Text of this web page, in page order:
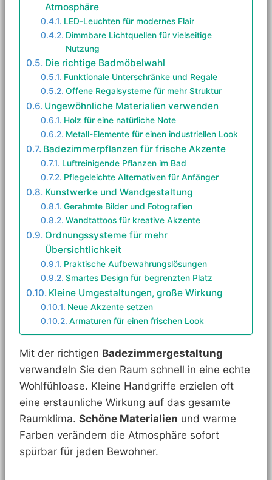
Atmosphäre
LED-Leuchten für modernes Flair
Dimmbare Lichtquellen für vielseitige
Nutzung
Die richtige Badmöbelwahl
Funktionale Unterschränke und Regale
Offene Regalsysteme für mehr Struktur
Ungewöhnliche Materialien verwenden
Holz für eine natürliche Note
Metall-Elemente für einen industriellen Look
Badezimmerpflanzen für frische Akzente
Luftreinigende Pflanzen im Bad
Pflegeleichte Alternativen für Anfänger
Kunstwerke und Wandgestaltung
Gerahmte Bilder und Fotografien
Wandtattoos für kreative Akzente
Ordnungssysteme für mehr
Übersichtlichkeit
Praktische Aufbewahrungslösungen
Smartes Design für begrenzten Platz
Kleine Umgestaltungen, große Wirkung
Neue Akzente setzen
Armaturen für einen frischen Look
Mit der richtigen Badezimmergestaltung
verwandeln Sie den Raum schnell in eine echte
Wohlfühloase. Kleine Handgriffe erzielen oft
eine erstaunliche Wirkung auf das gesamte
Raumklima. Schöne Materialien und warme
Farben verändern die Atmosphäre sofort
spürbar für jeden Bewohner.